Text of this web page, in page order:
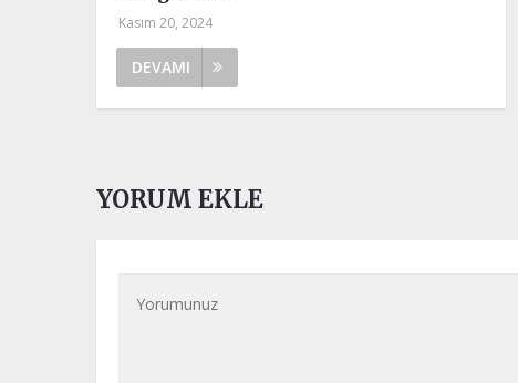
Kasım 20, 2024
DEVAMI
YORUM EKLE